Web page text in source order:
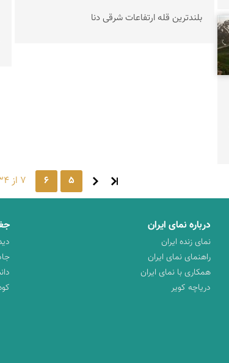
بلندترین قله ارتفاعات شرقی دنا
5
6 7 از 34
درباره نمای ایران
نمای زنده ایران
راهنمای نمای ایران
همکاری با نمای ایران
دریاچه کویر